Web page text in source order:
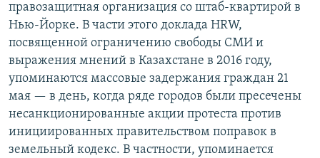
правозащитная организация со штаб-квартирой в
Нью-Йорке. В части этого доклада HRW,
посвященной ограничению свободы СМИ и
выражения мнений в Казахстане в 2016 году,
упоминаются массовые задержания граждан 21
мая — в день, когда ряде городов были пресечены
несанкционированные акции протеста против
инициированных правительством поправок в
земельный кодекс. В частности, упоминается